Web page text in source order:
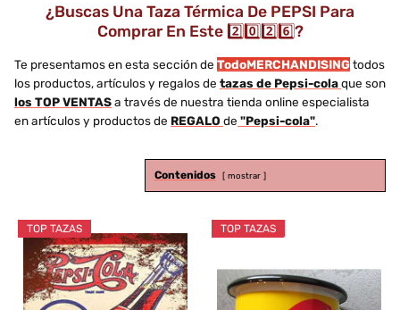
¿Buscas Una Taza Térmica De PEPSI Para
Comprar En Este 2️⃣0️⃣2️⃣6️⃣?
Te presentamos en esta sección de TodoMERCHANDISINGtodos
los productos, artículos y regalos de tazas de Pepsi-colaque son
los TOP VENTASa través de nuestra tienda online especialista
en artículos y productos de REGALO de "Pepsi-cola".
Contenidos mostrar
TOP TAZAS TOP TAZAS